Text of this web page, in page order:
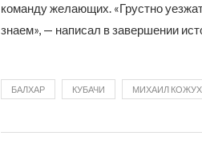
команду желающих. «Грустно
знаем», — написал в завершении
БАЛХАР КУБАЧИ МИХАИЛ